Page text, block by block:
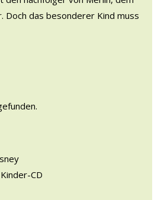
Doch das besonderer Kind muss
Kinder-CD